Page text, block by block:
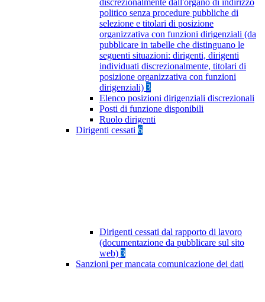
discrezionalmente dall'organo di indirizzo
politico senza procedure pubbliche di
selezione e titolari di posizione
organizzativa con funzioni dirigenziali (da
pubblicare in tabelle che distinguano le
seguenti situazioni: dirigenti, dirigenti
individuati discrezionalmente, titolari di
posizione organizzativa con funzioni
dirigenziali) 3
Elenco posizioni dirigenziali discrezionali
Posti di funzione disponibili
Ruolo dirigenti
Dirigenti cessati 6
Dirigenti cessati dal rapporto di lavoro
(documentazione da pubblicare sul sito
web) 3
Sanzioni per mancata comunicazione dei dati